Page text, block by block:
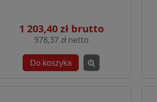
1 203,40 zł
978,37 zł
Do koszyka